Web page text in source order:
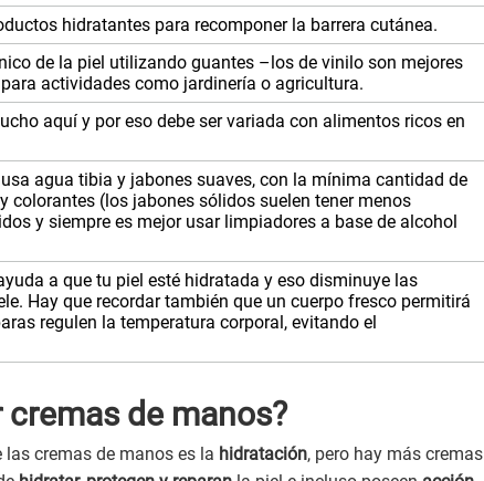
hidratantes para recomponer la barrera cutánea.
de la piel utilizando guantes –los de vinilo son mejores
actividades como jardinería o agricultura.
aquí y por eso debe ser variada con alimentos ricos en
agua tibia y jabones suaves, con la mínima cantidad de
colorantes (los jabones sólidos suelen tener menos
y siempre es mejor usar limpiadores a base de alcohol
a que tu piel esté hidratada y eso disminuye las
Hay que recordar también que un cuerpo fresco permitirá
regulen la temperatura corporal, evitando el
cremas de manos?
cremas de manos es la hidratación, pero hay más cremas